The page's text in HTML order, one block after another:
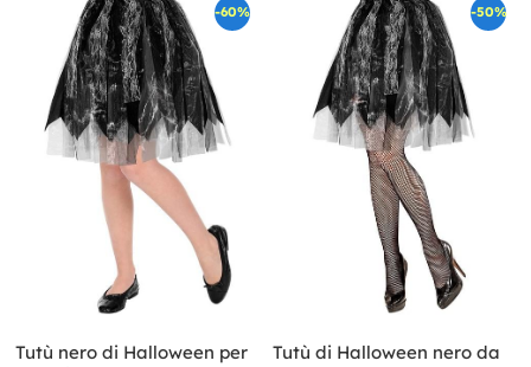
-60%
Tutù nero di Halloween per
-50%
Tutù di Halloween nero da